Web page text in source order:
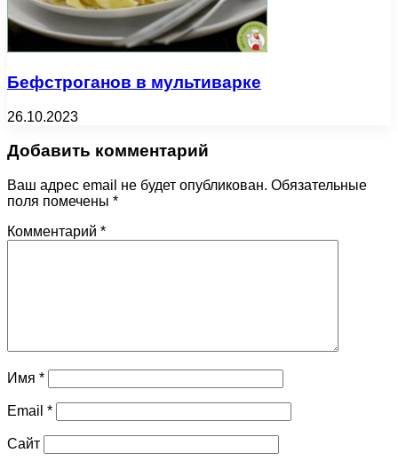
Бефстроганов в мультиварке
26.10.2023
Добавить комментарий
Ваш адрес email не будет опубликован. Обязательные
поля помечены *
Комментарий *
Имя *
Email *
Сайт